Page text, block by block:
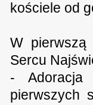
kościele od
W pierwszą
Sercu
- Adoracja
pierwszych